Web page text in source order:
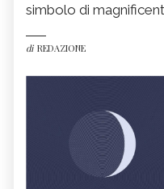
simbolo di
di REDAZIONE